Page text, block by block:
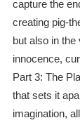
capture the
creating pig-
but also in
innocence,
Part 3: The
that sets it
imagination,